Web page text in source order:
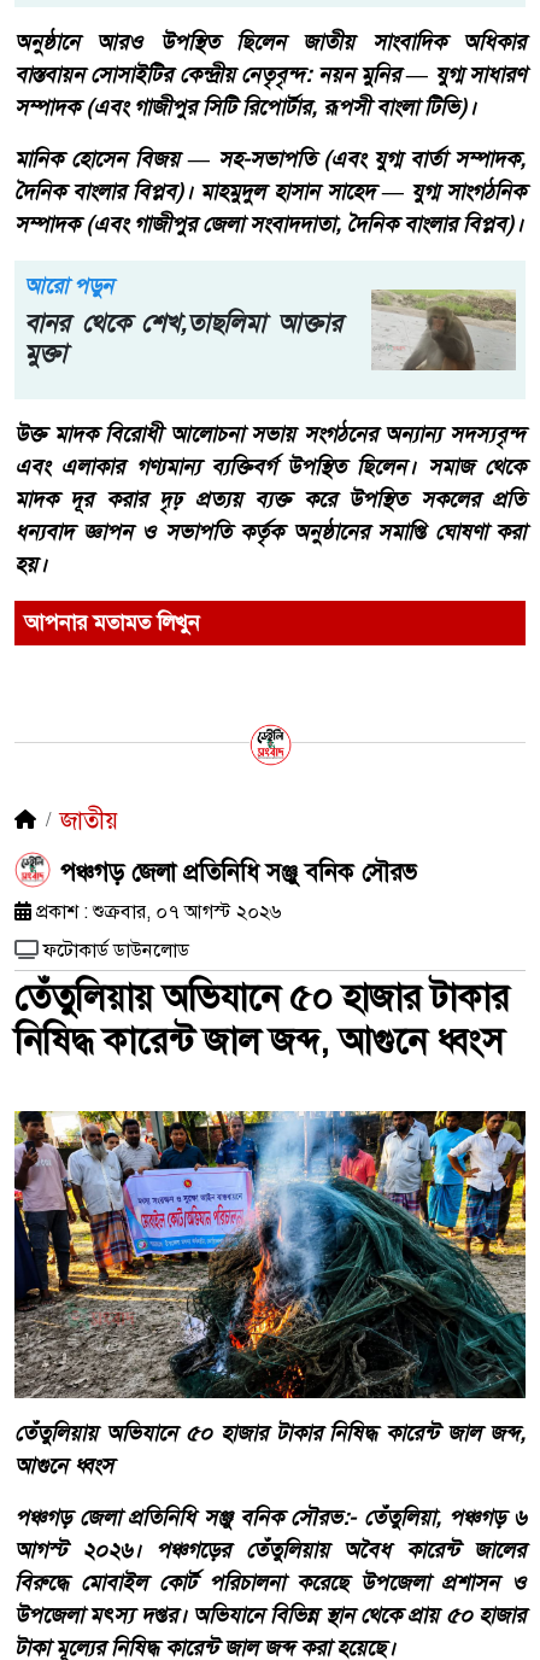
​অনুষ্ঠানে আরও উপস্থিত ছিলেন জাতীয় সাংবাদিক অধিকার
বাস্তবায়ন সোসাইটির কেন্দ্রীয় নেতৃবৃন্দ: নয়ন মুনির — যুগ্ম সাধারণ
সম্পাদক (এবং গাজীপুর সিটি রিপোর্টার, রূপসী বাংলা টিভি)।
​মানিক হোসেন বিজয় — সহ-সভাপতি (এবং যুগ্ম বার্তা সম্পাদক,
দৈনিক বাংলার বিপ্লব)। ​মাহমুদুল হাসান সাহেদ — যুগ্ম সাংগঠনিক
সম্পাদক (এবং গাজীপুর জেলা সংবাদদাতা, দৈনিক বাংলার বিপ্লব)।
আরো পড়ুন
বানর থেকে শেখ,তাছলিমা আক্তার
মুক্তা
​উক্ত মাদক বিরোধী আলোচনা সভায় সংগঠনের অন্যান্য সদস্যবৃন্দ
এবং এলাকার গণ্যমান্য ব্যক্তিবর্গ উপস্থিত ছিলেন। সমাজ থেকে
মাদক দূর করার দৃঢ় প্রত্যয় ব্যক্ত করে উপস্থিত সকলের প্রতি
ধন্যবাদ জ্ঞাপন ও সভাপতি কর্তৃক অনুষ্ঠানের সমাপ্তি ঘোষণা করা
হয়।
আপনার মতামত লিখুন
জাতীয়
পঞ্চগড় জেলা প্রতিনিধি সঞ্জু বনিক সৌরভ
প্রকাশ : শুক্রবার, ০৭ আগস্ট ২০২৬
ফটোকার্ড ডাউনলোড
তেঁতুলিয়ায় অভিযানে ৫০ হাজার টাকার
নিষিদ্ধ কারেন্ট জাল জব্দ, আগুনে ধ্বংস
তেঁতুলিয়ায় অভিযানে ৫০ হাজার টাকার নিষিদ্ধ কারেন্ট জাল জব্দ,
আগুনে ধ্বংস
পঞ্চগড় জেলা প্রতিনিধি সঞ্জু বনিক সৌরভ:- তেঁতুলিয়া, পঞ্চগড় ৬
আগস্ট ২০২৬। পঞ্চগড়ের তেঁতুলিয়ায় অবৈধ কারেন্ট জালের
বিরুদ্ধে মোবাইল কোর্ট পরিচালনা করেছে উপজেলা প্রশাসন ও
উপজেলা মৎস্য দপ্তর। অভিযানে বিভিন্ন স্থান থেকে প্রায় ৫০ হাজার
টাকা মূল্যের নিষিদ্ধ কারেন্ট জাল জব্দ করা হয়েছে।